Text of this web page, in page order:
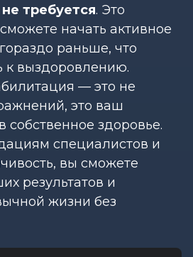
требуется. Это
начать активное
раньше, что
к выздоровлению.
— это не
это ваш
собственное здоровье.
специалистов и
вы сможете
результатов и
жизни без